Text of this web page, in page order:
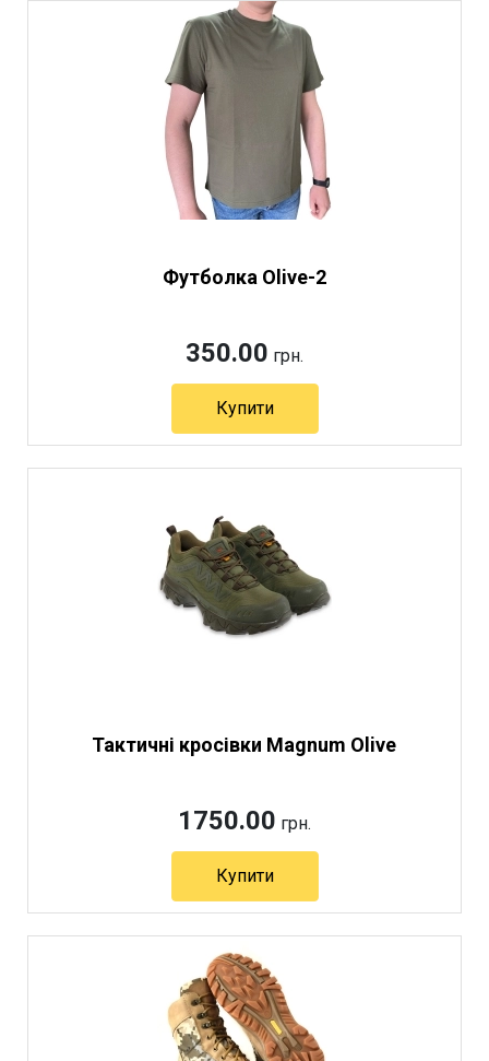
Футболка Olive-2
350.00 грн.
Купити
Тактичні кросівки Magnum Olive
1750.00 грн.
Купити